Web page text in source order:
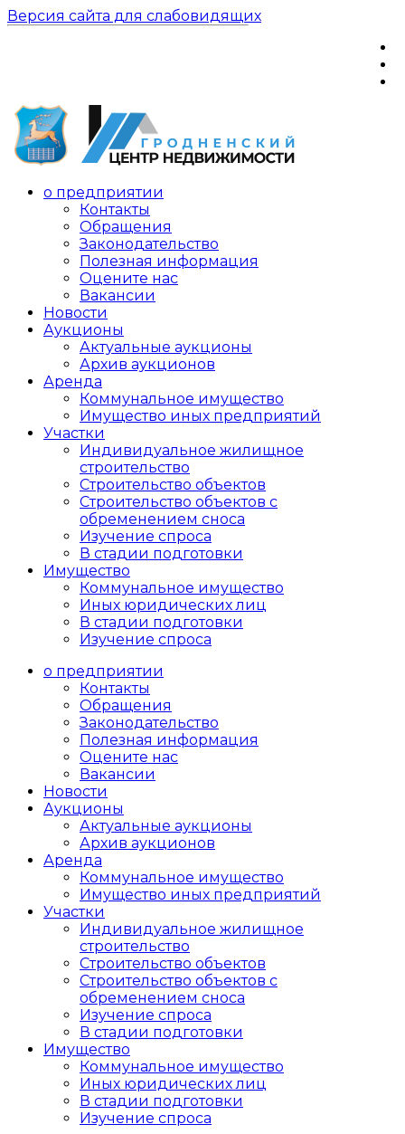
Версия сайта для слабовидящих
о предприятии
Контакты
Обращения
Законодательство
Полезная информация
Оцените нас
Вакансии
Новости
Аукционы
Актуальные аукционы
Архив аукционов
Аренда
Коммунальное имущество
Имущество иных предприятий
Участки
Индивидуальное жилищное
строительство
Строительство объектов
Cтроительство объектов с
обременением сноса
Изучение спроса
В стадии подготовки
Имущество
Коммунальное имущество
Иных юридических лиц
В стадии подготовки
Изучение спроса
о предприятии
Контакты
Обращения
Законодательство
Полезная информация
Оцените нас
Вакансии
Новости
Аукционы
Актуальные аукционы
Архив аукционов
Аренда
Коммунальное имущество
Имущество иных предприятий
Участки
Индивидуальное жилищное
строительство
Строительство объектов
Cтроительство объектов с
обременением сноса
Изучение спроса
В стадии подготовки
Имущество
Коммунальное имущество
Иных юридических лиц
В стадии подготовки
Изучение спроса